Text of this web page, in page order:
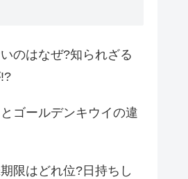
のはなぜ?知られざる
ゴールデンキウイの違
限はどれ位?日持ちし